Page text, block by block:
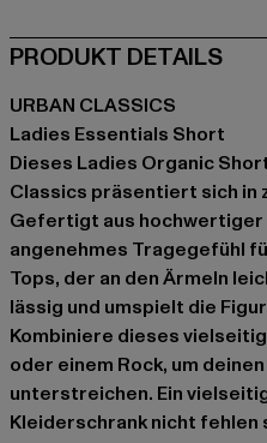
PRODUKT DETAILS
URBAN CLASSICS
Ladies Essentials Short
Dieses Ladies Organic
Classics präsentiert sich in
Gefertigt aus hochwertiger
angenehmes Tragegefühl
Tops, der an den Ärmeln
lässig und umspielt die
Kombiniere dieses
oder einem Rock, um
unterstreichen. Ein
Kleiderschrank nicht fehlen